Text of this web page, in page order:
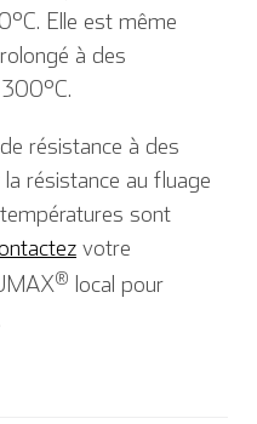
Elle est même
à des
résistance à des
résistance au fluage
sont
votre
® local pour